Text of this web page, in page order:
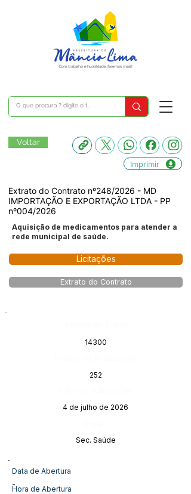
Voltar
Imprimir
Extrato do Contrato nº248/2026 - MD
IMPORTAÇÃO E EXPORTAÇÃO LTDA - PP
nº004/2026
Aquisição de medicamentos para atender a
rede municipal de saúde.
Licitações
Extrato do Contrato
14300
252
4 de julho de 2026
Sec. Saúde
Data de Abertura
-
Hora de Abertura